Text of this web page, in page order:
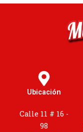
Ubicación
Calle 11 # 16 -
98